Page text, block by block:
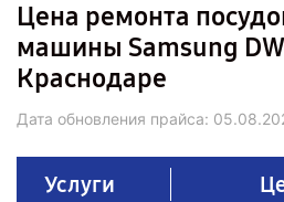
Цена ремонта
машины Samsung
Краснодаре
Дата обновления прайса:
Услуги